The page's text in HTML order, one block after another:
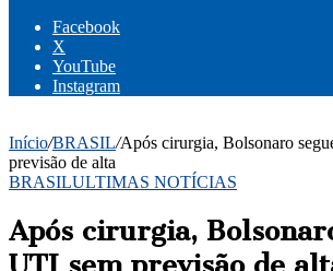
Facebook
X
YouTube
Instagram
Início/BRASIL/Após cirurgia, Bolsonaro
previsão de alta
BRASILULTIMAS NOTÍCIAS
Após cirurgia,